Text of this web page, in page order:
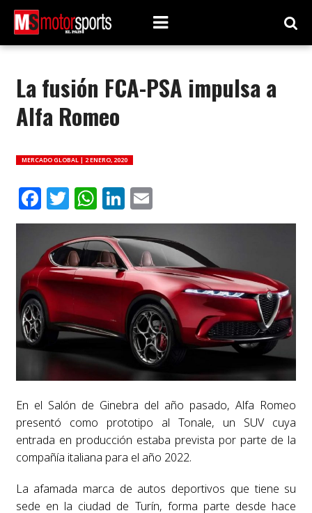
La fusión FCA-PSA impulsa a
Alfa Romeo
MERCADO GLOBAL | 2 ENERO, 2020
Facebook
Twitter
WhatsApp
LinkedIn
Email
En el Salón de Ginebra del año pasado, Alfa Romeo
presentó como prototipo al Tonale, un SUV cuya
entrada en producción estaba prevista por parte de la
compañía italiana para el año 2022.
La afamada marca de autos deportivos que tiene su
sede en la ciudad de Turín, forma parte desde hace